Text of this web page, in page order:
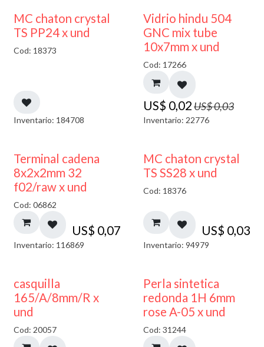
MC chaton crystal
TS PP24 x und
Cod: 18373
Inventario: 184708
40% DESCUENTO
Vidrio hindu 504
GNC mix tube
10x7mm x und
Cod: 17266
US$ 0,02US$0,03
Inventario: 22776
Terminal cadena
8x2x2mm 32
f02/raw x und
Cod: 06862
US$ 0,07
Inventario: 116869
MC chaton crystal
TS SS28 x und
Cod: 18376
US$ 0,03
Inventario: 94979
casquilla
165/A/8mm/R x
und
Cod: 20057
Perla sintetica
redonda 1H 6mm
rose A-05 x und
Cod: 31244